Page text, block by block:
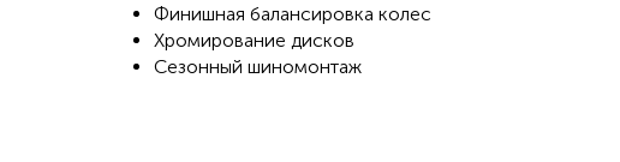
Финишная балансировка колес
Хромирование дисков
Сезонный шиномонтаж